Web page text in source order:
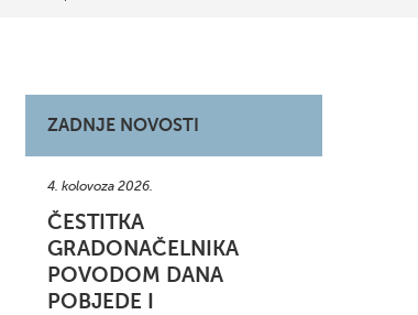
ZADNJE NOVOSTI
4. kolovoza 2026.
ČESTITKA
GRADONAČELNIKA
POVODOM DANA
POBJEDE I